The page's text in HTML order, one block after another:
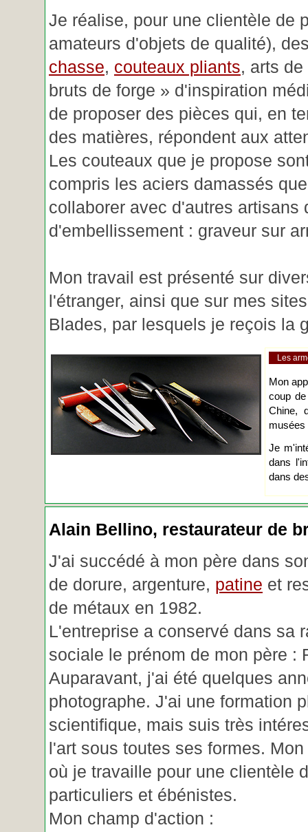
Je réalise, pour une clientèle de
amateurs d'objets de qualité),
chasse, couteaux pliants, arts
bruts de forge » d'inspiration
de proposer des pièces qui, en
des matières, répondent aux
Les couteaux que je propose
compris les aciers damassés
collaborer avec d'autres artisans
d'embellissement : graveur sur
Mon travail est présenté sur
l'étranger, ainsi que sur mes
Blades, par lesquels je reçois la
Les
Mon
coup
Chine,
musées
Je
dans
dans
Alain Bellino, restaurateur de
J'ai succédé à mon père dans
de dorure, argenture, patine et
de métaux en 1982.
L'entreprise a conservé dans sa
sociale le prénom de mon père :
Auparavant, j'ai été quelques
photographe. J'ai une formation
scientifique, mais suis très
l'art sous toutes ses formes.
où je travaille pour une clientèle
particuliers et ébénistes.
Mon champ d'action :